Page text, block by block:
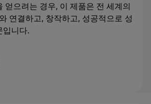
얻으려는 경우, 이 제품은 전 세계의
연결하고, 창작하고, 성공적으로 성
입니다.